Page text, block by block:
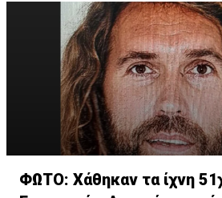
ΦΩΤΟ: Χάθηκαν τα ίχνη